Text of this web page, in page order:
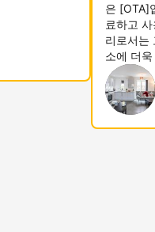
은 [OTA]
료하고
리로서는
소에 더